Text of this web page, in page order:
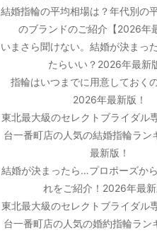
結婚指輪の平均相場は？年代別の
のブランドのご紹介【2026年
いまさら聞けない。結婚が決まっ
たらいい？2026年最新
指輪はいつまでに用意しておく
2026年最新版！
東北最大級のセレクトブライダル
台一番町店の人気の結婚指輪ラン
最新版！
結婚が決まったら…プロポーズか
れをご紹介！2026年最新
東北最大級のセレクトブライダル
台一番町店の人気の婚約指輪ラン